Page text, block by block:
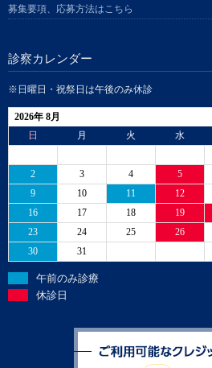
募集要項、応募方法はこちら
診察カレンダー
※日曜日・祝祭日は午後のみ休診
2026年 8月
日
月 火 水
2
3 4 5
9
10 11 12
16
17 18 19
23
24 25 26
30
31
午前のみ診療
休診日